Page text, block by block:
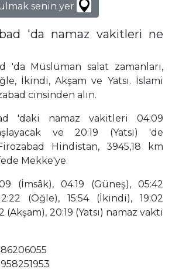
senin yer
'da namaz vakitleri ne
'da Müslüman salat zamanları,
İkindi, Akşam ve Yatsı. İslami
cinsinden alın.
'daki namaz vakitleri 04:09
ve 20:19 (Yatsı) 'de
Hindistan, 3945,18 km
Mekke'ye.
(İmsâk), 04:19 (Güneş), 05:42
(Öğle), 15:54 (İkindi), 19:02
(Akşam), 20:19 (Yatsı) namaz vakti